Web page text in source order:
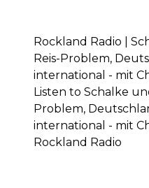
Rockland Radio |
Reis-Problem,
international - mit
Listen to Schalke
Problem,
international - mit
Rockland Radio